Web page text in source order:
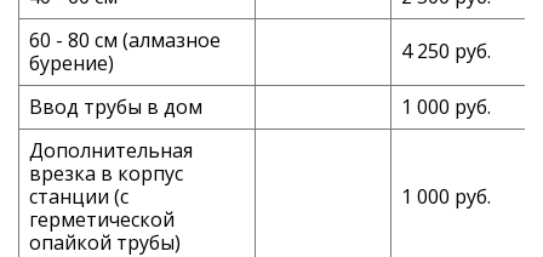
60 - 80 см (алмазное
бурение)
4 250 руб.
Ввод трубы в дом
1 000 руб.
Дополнительная
врезка в корпус
станции (с
герметической
опайкой трубы)
1 000 руб.